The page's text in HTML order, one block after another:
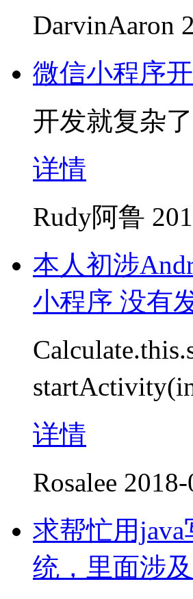
DarvinAaron
微信小程序
开发就复杂了
详情
Rudy阿鲁
本人初涉
小程序 没有
详情
Rosalee
求帮忙用
统，里面涉